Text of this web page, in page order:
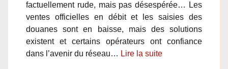
factuellement rude, mais pas désespérée… Les
ventes officielles en débit et les saisies des
douanes sont en baisse, mais des solutions
existent et certains opérateurs ont confiance
dans l’avenir du réseau… Lire la suite